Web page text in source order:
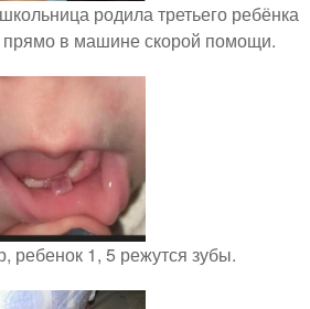
родила третьего ребёнка
в машине скорой помощи.
ребенок 1, 5 режутся зубы.